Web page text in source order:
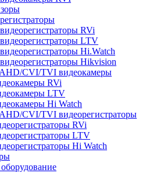
RVi
LTV
Hi.Watch
Hikvision
CVI/TVI видеокамеры
RVi
LTV
Hi Watch
CVI/TVI видеорегистраторы
RVi
LTV
Hi Watch